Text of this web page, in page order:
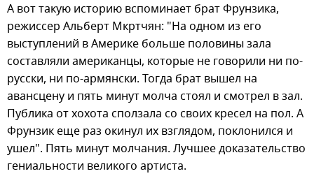
А вот такую историю вспоминает брат Фрунзика,
режиссер Альберт Мкртчян: "На одном из его
выступлений в Америке больше половины зала
составляли американцы, которые не говорили ни по-
русски, ни по-армянски. Тогда брат вышел на
авансцену и пять минут молча стоял и смотрел в зал.
Публика от хохота сползала со своих кресел на пол. А
Фрунзик еще раз окинул их взглядом, поклонился и
ушел". Пять минут молчания. Лучшее доказательство
гениальности великого артиста.